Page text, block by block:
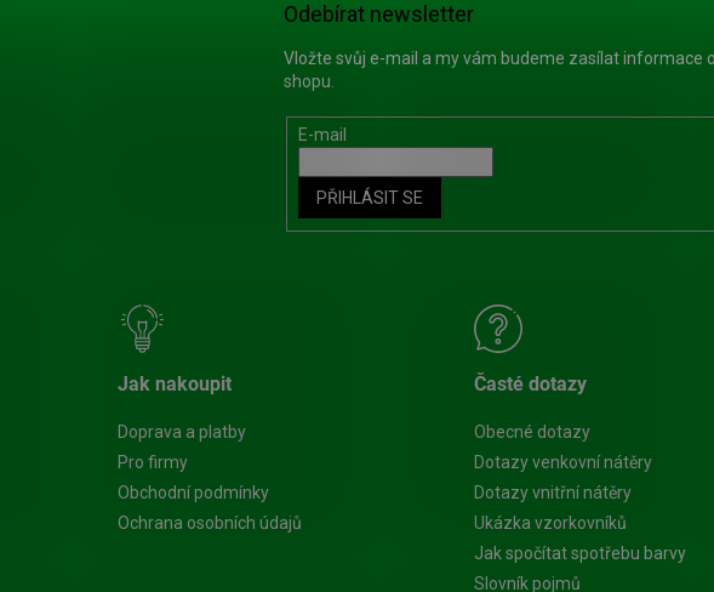
Jak nakoupit
Doprava a platby
Pro firmy
Obchodní podmínky
Ochrana osobních údajů
Časté dotazy
Obecné dotazy
Dotazy venkovní nátěry
Dotazy vnitřní nátěry
Ukázka vzorkovníků
Jak spočítat spotřebu barvy
Slovník pojmů
Odebírat newsletter
Vložte svůj e-mail a my vám budeme zasílat informace
shopu.
E-mail
PŘIHLÁSIT SE